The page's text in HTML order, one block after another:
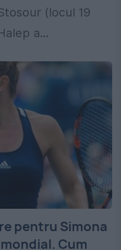
(locul 19
a...
pentru Simona
Cum